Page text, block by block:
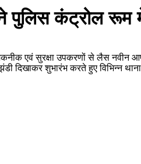
पुलिस कंट्रोल
एवं सुरक्षा उपकरणों से लैस नवीन
दिखाकर शुभारंभ करते हुए विभिन्न